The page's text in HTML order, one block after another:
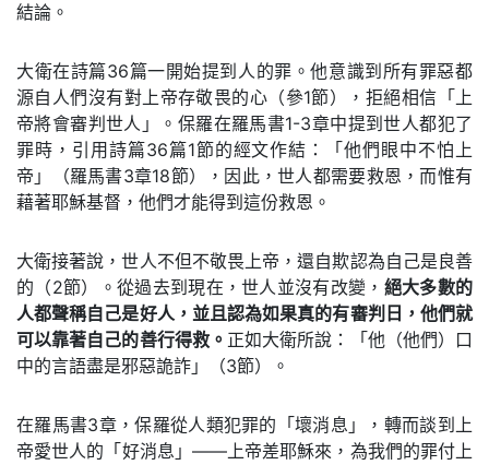
結論。
大衛在詩篇36篇一開始提到人的罪。他意識到所有罪惡都
源自人們沒有對上帝存敬畏的心（參1節），拒絕相信「上
帝將會審判世人」。保羅在羅馬書1-3章中提到世人都犯了
罪時，引用詩篇36篇1節的經文作結：「他們眼中不怕上
帝」（羅馬書3章18節），因此，世人都需要救恩，而惟有
藉著耶穌基督，他們才能得到這份救恩。
大衛接著說，世人不但不敬畏上帝，還自欺認為自己是良善
的（2節）。從過去到現在，世人並沒有改變， 絕大多數的
人都聲稱自己是好人，並且認為如果真的有審判日，他們就
可以靠著自己的善行得救。 正如大衛所說：「他（他們）口
中的言語盡是邪惡詭詐」（3節）。
在羅馬書3章，保羅從人類犯罪的「壞消息」，轉而談到上
帝愛世人的「好消息」——上帝差耶穌來，為我們的罪付上